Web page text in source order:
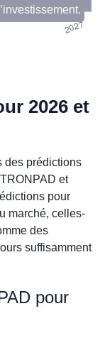
2026 et
des prédictions
et
pour
marché, celles-
des
suffisamment
pour